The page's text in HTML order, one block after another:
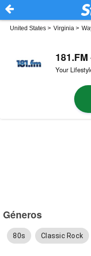
United States > Virginia >
Your
Géneros
80s Classic Rock